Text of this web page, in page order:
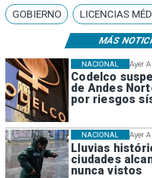
MÁS
Ayer
Codelco
de Andes
por riesgos
NACIONAL
Ayer
Lluvias
ciudades
nunca vistos
NACIONAL
GOBIERNO LICENCIAS